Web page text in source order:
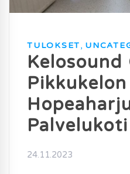
TULOKSET,
Kelosound
24.11.2023